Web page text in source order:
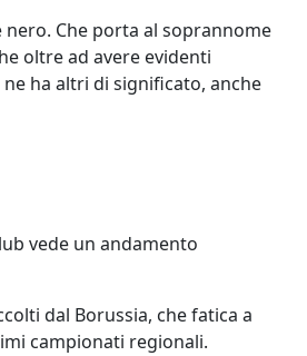
nero. Che porta al soprannome
oltre ad avere evidenti
ha altri di significato, anche
vede un andamento
dal Borussia, che fatica a
campionati regionali.